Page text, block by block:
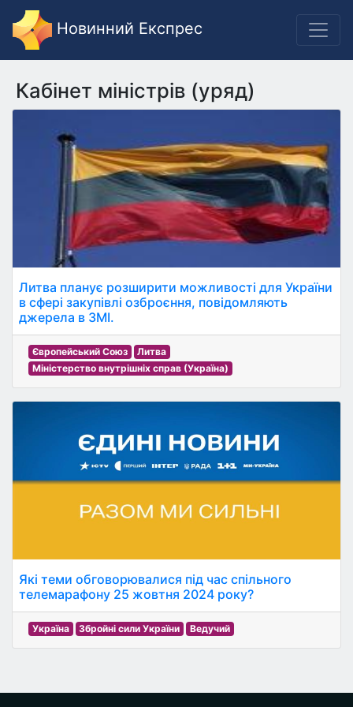
Новинний Експрес
Кабінет міністрів (уряд)
Литва планує розширити можливості для України
в сфері закупівлі озброєння, повідомляють
джерела в ЗМІ.
Європейський Союз
Литва
Міністерство внутрішніх справ (Україна)
Які теми обговорювалися під час спільного
телемарафону 25 жовтня 2024 року?
Україна Збройні сили України Ведучий